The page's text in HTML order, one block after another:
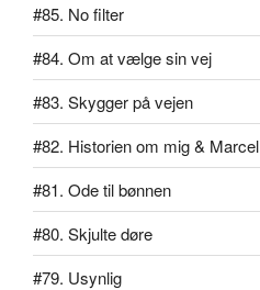
#85. No filter
#84. Om at vælge sin vej
#83. Skygger på vejen
#82. Historien om mig & Marcel
#81. Ode til bønnen
#80. Skjulte døre
#79. Usynlig